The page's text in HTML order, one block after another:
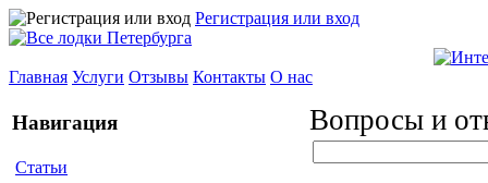
Регистрация или вход
Главная Услуги Отзывы Контакты О нас
Навигация
Статьи
Вопросы и